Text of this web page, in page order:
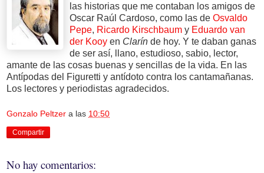
las historias que me contaban los amigos de
Oscar Raúl Cardoso, como las de Osvaldo
Pepe, Ricardo Kirschbaum y Eduardo van
der Kooy en Clarín de hoy. Y te daban ganas
de ser así, llano, estudioso, sabio, lector,
amante de las cosas buenas y sencillas de la vida. En las
Antípodas del Figuretti y antídoto contra los cantamañanas.
Los lectores y periodistas agradecidos.
Gonzalo Peltzer a las 10:50
Compartir
No hay comentarios: